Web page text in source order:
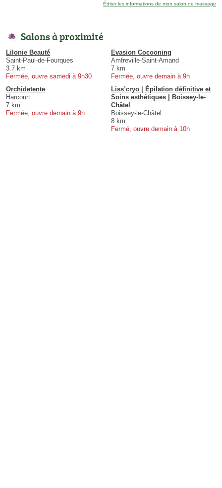
Éditer les informations de mon salon de massage
Salons à proximité
Lilonie Beauté
Saint-Paul-de-Fourques
3.7 km
Fermée, ouvre samedi à 9h30
Evasion Cocooning
Amfreville-Saint-Amand
7 km
Fermée, ouvre demain à 9h
Orchidetente
Harcourt
7 km
Fermée, ouvre demain à 9h
Liss’cryo | Épilation définitive et
Soins esthétiques | Boissey-le-
Châtel
Boissey-le-Châtel
8 km
Fermé, ouvre demain à 10h